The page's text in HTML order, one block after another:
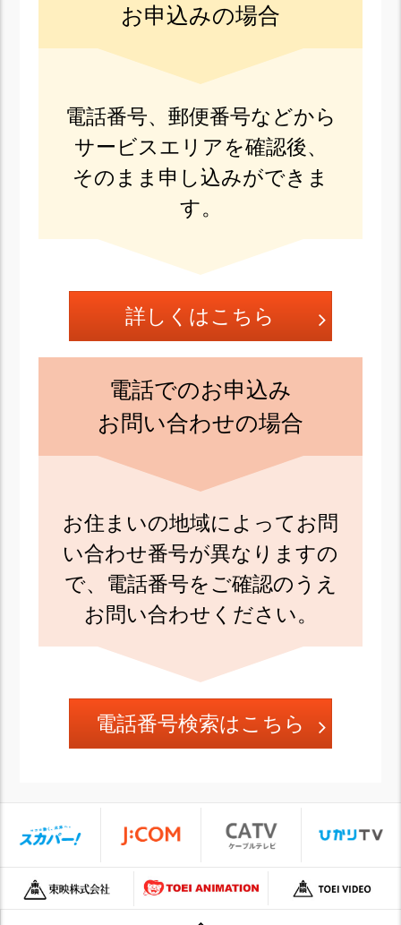
お申込みの場合
電話番号、郵便番号などから
サービスエリアを確認後、
そのまま申し込みができま
す。
詳しくはこちら
電話でのお申込み
お問い合わせの場合
お住まいの地域によってお問
い合わせ番号が異なりますの
で、電話番号をご確認のうえ
お問い合わせください。
電話番号検索はこちら